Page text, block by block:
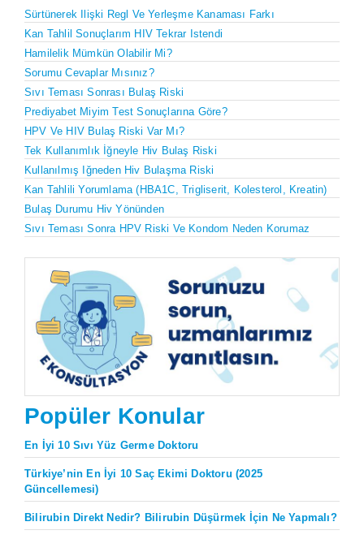
Sürtünerek Ilişki Regl Ve Yerleşme Kanaması Farkı
Kan Tahlil Sonuçlarım HIV Tekrar Istendi
Hamilelik Mümkün Olabilir Mi?
Sorumu Cevaplar Mısınız?
Sıvı Teması Sonrası Bulaş Riski
Prediyabet Miyim Test Sonuçlarına Göre?
HPV Ve HIV Bulaş Riski Var Mı?
Tek Kullanımlık İğneyle Hiv Bulaş Riski
Kullanılmış Iğneden Hiv Bulaşma Riski
Kan Tahlili Yorumlama (HBA1C, Trigliserit, Kolesterol, Kreatin)
Bulaş Durumu Hiv Yönünden
Sıvı Teması Sonra HPV Riski Ve Kondom Neden Korumaz
Popüler Konular
En İyi 10 Sıvı Yüz Germe Doktoru
Türkiye’nin En İyi 10 Saç Ekimi Doktoru (2025
Güncellemesi)
Bilirubin Direkt Nedir? Bilirubin Düşürmek İçin Ne Yapmalı?